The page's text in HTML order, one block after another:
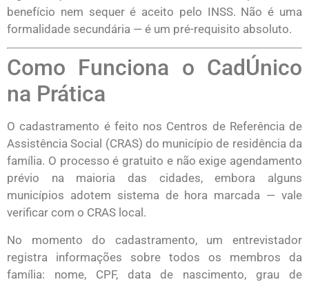
benefício nem sequer é aceito pelo INSS. Não é uma
formalidade secundária — é um pré-requisito absoluto.
Como Funciona o CadÚnico
na Prática
O cadastramento é feito nos Centros de Referência de
Assistência Social (CRAS) do município de residência da
família. O processo é gratuito e não exige agendamento
prévio na maioria das cidades, embora alguns
municípios adotem sistema de hora marcada — vale
verificar com o CRAS local.
No momento do cadastramento, um entrevistador
registra informações sobre todos os membros da
família: nome, CPF, data de nascimento, grau de